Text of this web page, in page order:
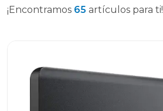
¡Encontramos 65 artículos para ti!